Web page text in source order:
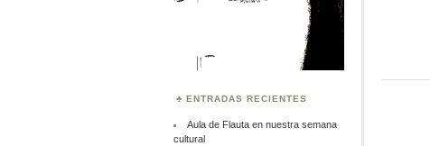
ENTRADAS RECIENTES
Aula de Flauta en nuestra semana
cultural